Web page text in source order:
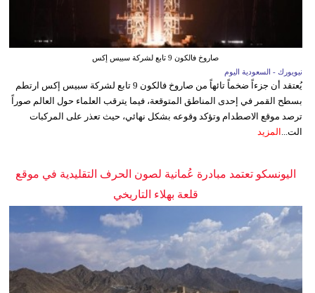
صاروخ فالكون 9 تابع لشركة سبيس إكس
نيويورك - السعودية اليوم
يُعتقد أن جزءاً ضخماً تائهاً من صاروخ فالكون 9 تابع لشركة سبيس إكس ارتطم
بسطح القمر في إحدى المناطق المتوقعة، فيما يترقب العلماء حول العالم صوراً
ترصد موقع الاصطدام وتؤكد وقوعه بشكل نهائي، حيث تعذر على المركبات
الت...
المزيد
اليونسكو تعتمد مبادرة عُمانية لصون الحرف التقليدية في موقع
قلعة بهلاء التاريخي